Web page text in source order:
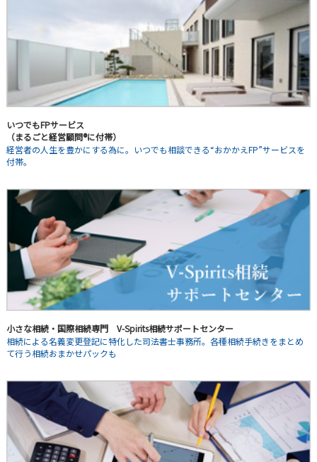
いつでもFPサービス
（まるごと経営顧問®に付帯）
経営者の人生を豊かにする為に。いつでも相談できる“おかかえFP”サービスを
付帯。
小さな相続・国際相続専門 V-Spirits相続サポートセンター
相続による名義変更登記に特化した司法書士事務所。各種相続手続きをまとめ
て行う相続おまかせパックも